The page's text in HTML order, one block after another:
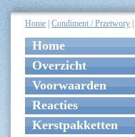
Home Condiment / Przetwory
Home
Overzicht
Voorwaarden
Reacties
Kerstpakketten